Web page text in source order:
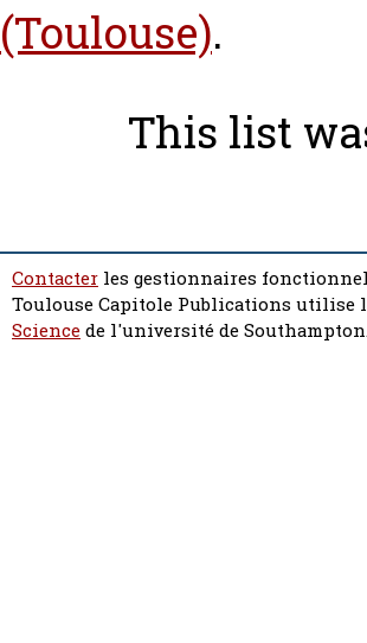
(Toulouse).
This list
Contacter les gestionnaires
Toulouse Capitole Publications utilise
Sciencede l'université de